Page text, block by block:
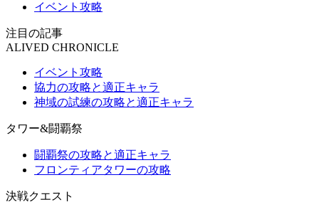
イベント攻略
注目の記事
ALIVED CHRONICLE
イベント攻略
協力の攻略と適正キャラ
神域の試練の攻略と適正キャラ
タワー&闘覇祭
闘覇祭の攻略と適正キャラ
フロンティアタワーの攻略
決戦クエスト